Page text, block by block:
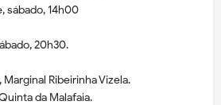
sábado, 14h00
20h30.
Marginal Ribeirinha Vizela.
da Malafaia.